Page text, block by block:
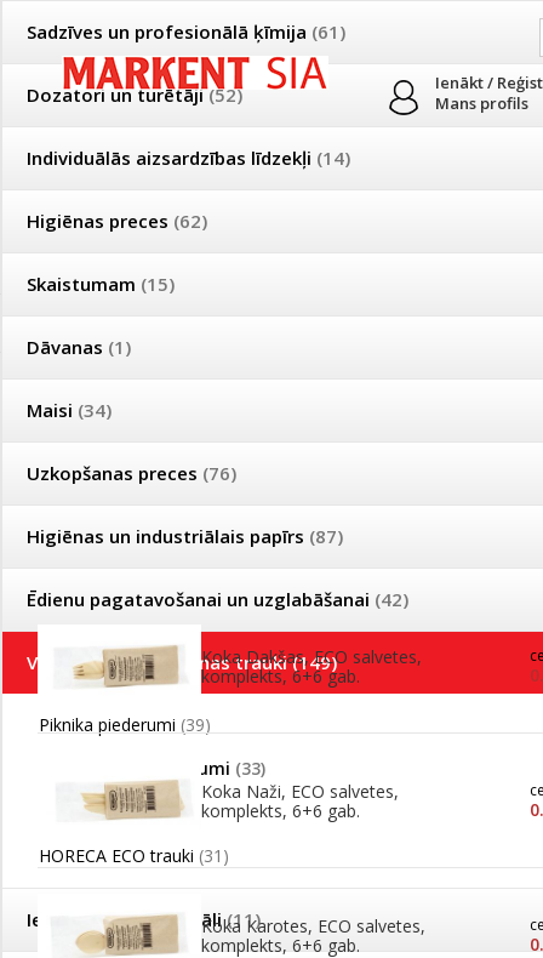
Ienākt /
Mans profils
Sadzīves un profesionālā ķīmija (61)
Dozatori un turētāji(52)
Individuālās aizsardzības līdzekļi (14)
Higiēnas preces (62)
Skaistumam (15)
Dāvanas (1)
Maisi (34)
Uzkopšanas preces (76)
Higiēnas un industriālais papīrs (87)
Ēdienu pagatavošanai un uzglabāšanai (42)
Vienreizējās lietošanas trauki(149)
Piknika piederumi (39)
ECO piknika piederumi (33)
HORECA trauki(46)
HORECA ECO trauki (31)
Iepakošanas materiāli(11)
PAR MUMS
PRODUKTI
Mājsaimniecības un profesionālās uzkopšanas preču tirdzniecība
Bezmaksas piegāde visā Latvijā pasūtījumiem no 50 eiro!
Īpašas cenas un piegādes nosacījumi vairumtirgotājiem
Reģistrējies un saņem pastāvīgu atlaidi!
ECO piknika piederumi
Koka Dakšas, ECO salvetes,
komplekts, 6+6 gab.
Koka Naži, ECO salvetes,
komplekts, 6+6 gab.
Koka Karotes, ECO salvetes,
komplekts, 6+6 gab.